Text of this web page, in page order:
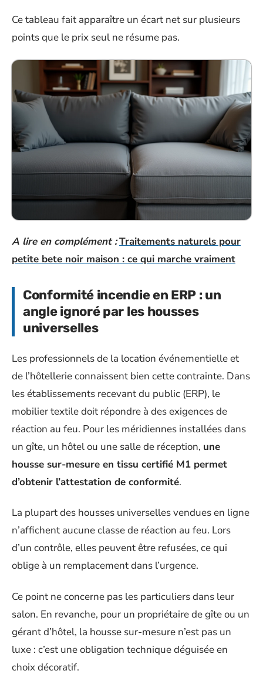
Ce tableau fait apparaître un écart net sur plusieurs
points que le prix seul ne résume pas.
A lire en complément :Traitements naturels pour
petite bete noir maison : ce qui marche vraiment
Conformité incendie en ERP : un
angle ignoré par les housses
universelles
Les professionnels de la location événementielle et
de l’hôtellerie connaissent bien cette contrainte. Dans
les établissements recevant du public (ERP), le
mobilier textile doit répondre à des exigences de
réaction au feu. Pour les méridiennes installées dans
un gîte, un hôtel ou une salle de réception, une
housse sur-mesure en tissu certifié M1 permet
d’obtenir l’attestation de conformité.
La plupart des housses universelles vendues en ligne
n’affichent aucune classe de réaction au feu. Lors
d’un contrôle, elles peuvent être refusées, ce qui
oblige à un remplacement dans l’urgence.
Ce point ne concerne pas les particuliers dans leur
salon. En revanche, pour un propriétaire de gîte ou un
gérant d’hôtel, la housse sur-mesure n’est pas un
luxe : c’est une obligation technique déguisée en
choix décoratif.